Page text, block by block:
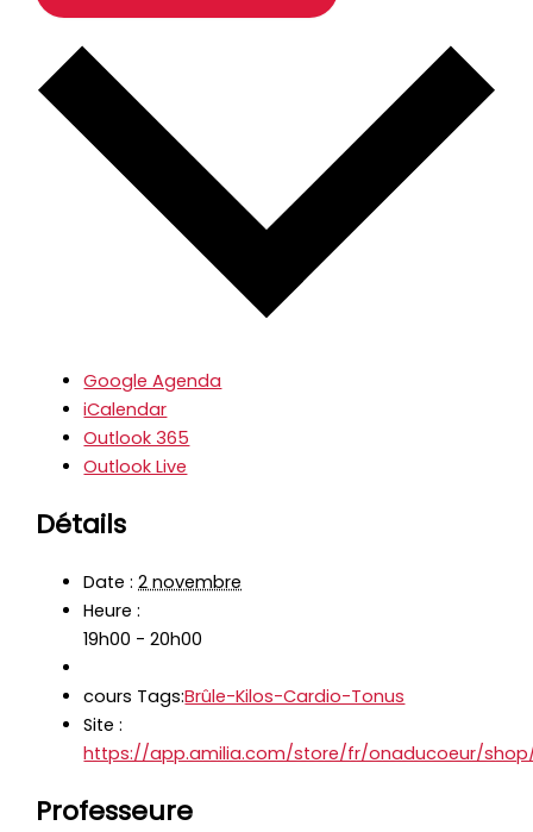
Google Agenda
iCalendar
Outlook 365
Outlook Live
Détails
Date : 2 novembre
Heure :
19h00 - 20h00
cours Tags:Brûle-Kilos-Cardio-Tonus
Site :
https://app.amilia.com/store/fr/onaducoeur/
Professeure